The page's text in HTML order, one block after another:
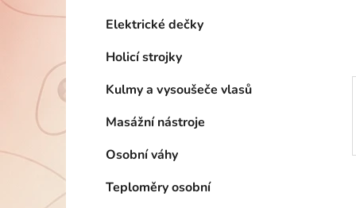
p
n
e
l
Elektrické dečky
Holicí strojky
Kulmy a vysoušeče vlasů
Masážní nástroje
Osobní váhy
Teploměry osobní